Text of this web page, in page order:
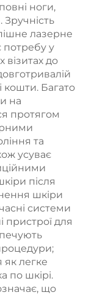
ноги,
лазерне
потребу у
до
кошти. Багато
на
протягом
та
усуває
після
шкіри
системи
пристрої для
як легке
по шкірі.
що